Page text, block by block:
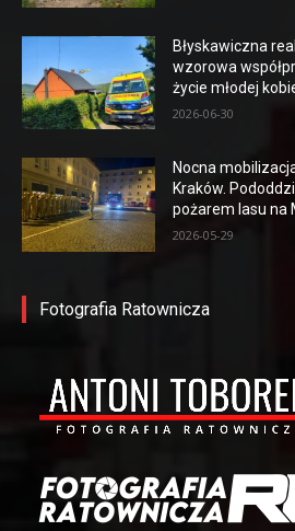
Błyskawiczna
wzorowa
życie młodej
2026-06-30
Nocna
Kraków.
pożarem lasu na
2026-05-29
Fotografia Ratownicza